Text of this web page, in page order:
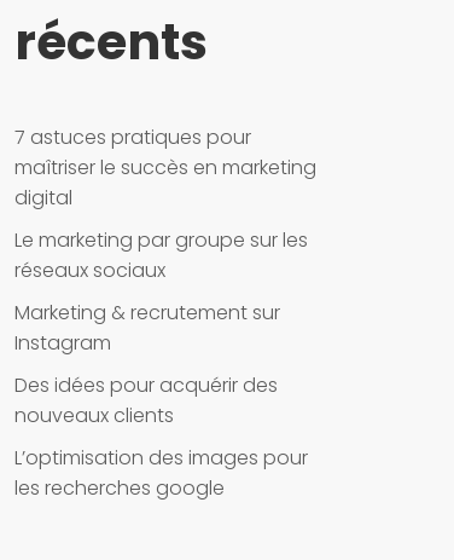
récents
7 astuces pratiques pour
maîtriser le succès en marketing
digital
Le marketing par groupe sur les
réseaux sociaux
Marketing & recrutement sur
Instagram
Des idées pour acquérir des
nouveaux clients
L’optimisation des images pour
les recherches google